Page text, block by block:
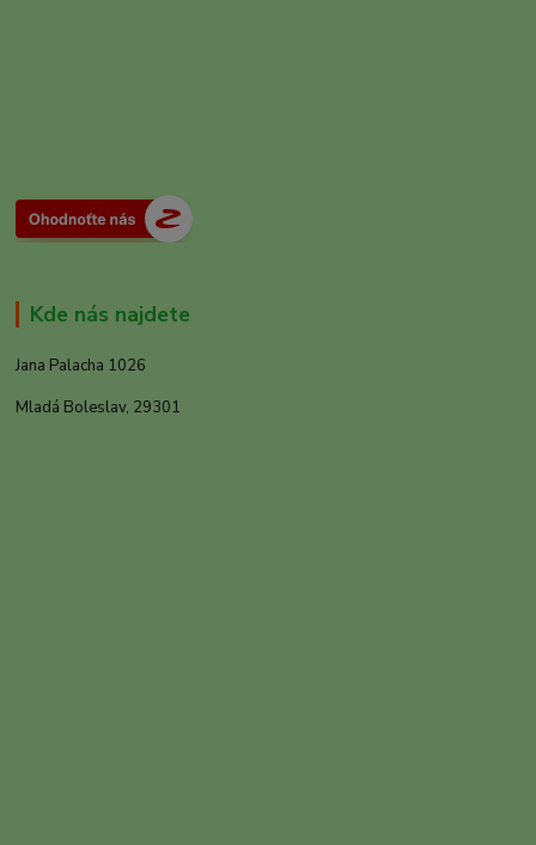
Kde nás najdete
Jana Palacha 1026
Mladá Boleslav, 29301